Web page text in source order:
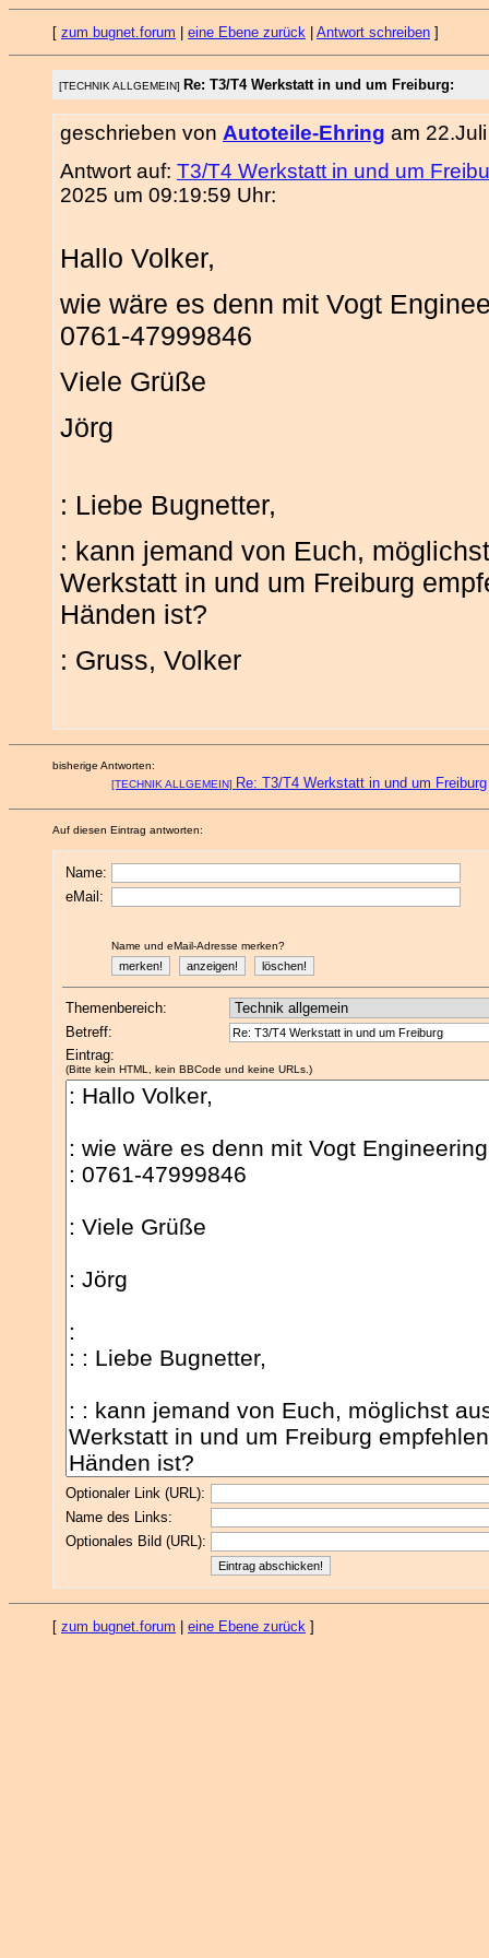
[ zum bugnet.forum eine Ebene zurück Antwort schreiben ]
[TECHNIK ALLGEMEIN] Re: T3/T4 Werkstatt in und um Freiburg:
geschrieben von Autoteile-Ehring am
Antwort auf: T3/T4 Werkstatt in und um
2025 um 09:19:59 Uhr:
Hallo Volker,
wie wäre es denn mit Vogt
0761-47999846
Viele Grüße
Jörg
: Liebe Bugnetter,
: kann jemand von Euch,
Werkstatt in und um Freiburg
Händen ist?
: Gruss, Volker
bisherige Antworten:
[TECHNIK ALLGEMEIN] Re: T3/T4 Werkstatt in und um Freiburg
Auf diesen Eintrag antworten:
Name:
eMail:
Name und eMail-Adresse merken?
Themenbereich:
Betreff:
Eintrag:
(Bitte kein HTML, kein BBCode und keine URLs.)
Optionaler Link (URL):
Name des Links:
Optionales Bild (URL):
[ zum bugnet.forum eine Ebene zurück ]